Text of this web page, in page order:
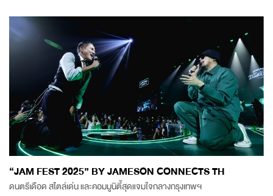
“JAM FEST 2025” BY JAMESON CONNECTS TH
ดนตรีเดือด สไตล์เด่น และคอมมูนิตี้สุดแจมใจกลางกรุงเทพฯ